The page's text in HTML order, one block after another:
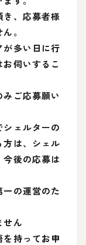
、応募者様
。
多い日に行
伺いするこ
ご応募願い
ェルターの
は、シェル
後の応募は
の運営のた
せん
持ってお申